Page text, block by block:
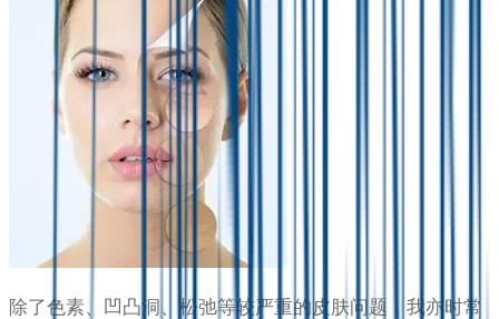
除了色素、凹凸洞、松弛等较严重的皮肤问题，我亦时常